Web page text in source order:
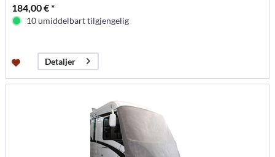
184,00 € *
10 umiddelbart tilgjengelig
Detaljer